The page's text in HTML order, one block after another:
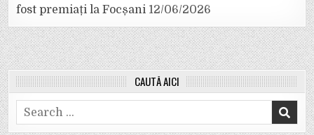
fost premiați la Focșani 12/06/2026
CAUTĂ AICI
Search
for: